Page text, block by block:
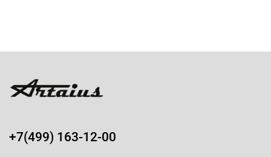
+7(499) 163-12-00